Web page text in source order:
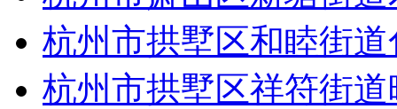
杭州市拱墅区和睦街
杭州市拱墅区祥符街